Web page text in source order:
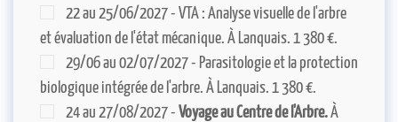
22 au 25/06/2027 - VTA : Analyse visuelle de l'arbre
et évaluation de l'état mécanique. À Lanquais. 1 380 €.
29/06 au 02/07/2027 - Parasitologie et la protection
biologique intégrée de l'arbre. À Lanquais. 1 380 €.
24 au 27/08/2027 - Voyage au Centre de l'Arbre.À